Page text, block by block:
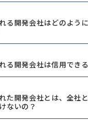
る開発会社はどのよう
る開発会社は信用でき
た開発会社とは、全社
ないの？